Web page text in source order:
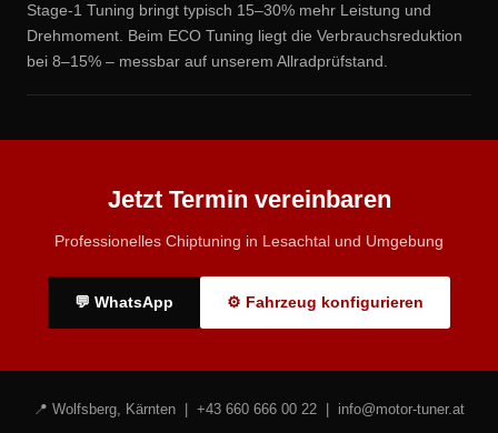
Stage-1 Tuning bringt typisch 15–30% mehr Leistung und
Drehmoment. Beim ECO Tuning liegt die Verbrauchsreduktion
bei 8–15% – messbar auf unserem Allradprüfstand.
Jetzt Termin vereinbaren
Professionelles Chiptuning in Lesachtal und Umgebung
💬 WhatsApp ⚙ Fahrzeug konfigurieren
📍 Wolfsberg, Kärnten | +43 660 666 00 22 info@motor-tuner.at